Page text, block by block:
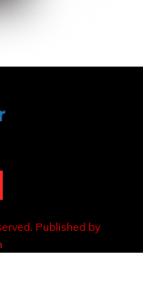
Published by